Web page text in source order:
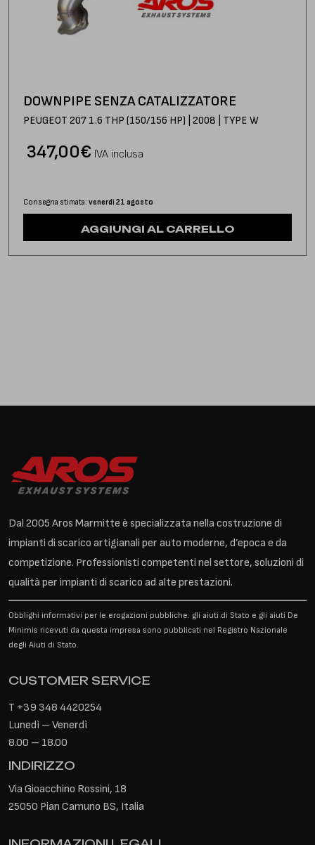
DOWNPIPE SENZA CATALIZZATORE
PEUGEOT 207 1.6 THP (150/156 HP) | 2008 | TYPE W
€
347,00 IVA inclusa
Consegna stimata: venerdì 21 agosto
AGGIUNGI AL CARRELLO
Dal 2005 Aros Marmitte è specializzata nella costruzione di
impianti di scarico artigianali per auto moderne, d’epoca e da
competizione. Professionisti competenti nel settore, soluzioni di
qualità per impianti di scarico ad alte prestazioni.
Obblighi informativi per le erogazioni pubbliche: gli aiuti di Stato e gli aiuti De
Minimis ricevuti da questa impresa sono pubblicati nel Registro Nazionale
degli Aiuti di Stato.
CUSTOMER SERVICE
T +39 348 4420254
Lunedì – Venerdì
8.00 – 18.00
INDIRIZZO
Via Gioacchino Rossini, 18
25050 Pian Camuno BS, Italia